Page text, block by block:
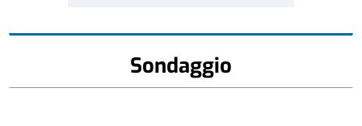
Sondaggio